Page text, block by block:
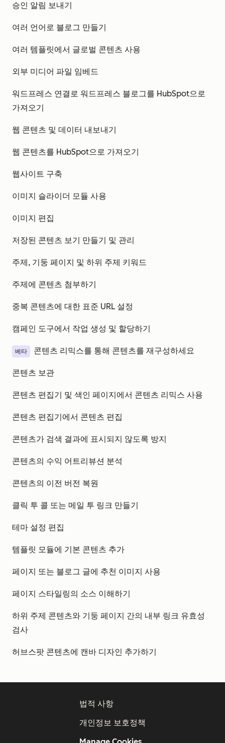
승인 알림 보내기
여러 언어로 블로그 만들기
여러 템플릿에서 글로벌 콘텐츠 사용
외부 미디어 파일 임베드
워드프레스 연결로 워드프레스 블로그를 HubSpot으로
가져오기
웹 콘텐츠 및 데이터 내보내기
웹 콘텐츠를 HubSpot으로 가져오기
웹사이트 구축
이미지 슬라이더 모듈 사용
이미지 편집
저장된 콘텐츠 보기 만들기 및 관리
주제, 기둥 페이지 및 하위 주제 키워드
주제에 콘텐츠 첨부하기
중복 콘텐츠에 대한 표준 URL 설정
캠페인 도구에서 작업 생성 및 할당하기
베타 콘텐츠 리믹스를 통해 콘텐츠를 재구성하세요
콘텐츠 보관
콘텐츠 편집기 및 색인 페이지에서 콘텐츠 리믹스 사용
콘텐츠 편집기에서 콘텐츠 편집
콘텐츠가 검색 결과에 표시되지 않도록 방지
콘텐츠의 수익 어트리뷰션 분석
콘텐츠의 이전 버전 복원
클릭 투 콜 또는 메일 투 링크 만들기
테마 설정 편집
템플릿 모듈에 기본 콘텐츠 추가
페이지 또는 블로그 글에 추천 이미지 사용
페이지 스타일링의 소스 이해하기
하위 주제 콘텐츠와 기둥 페이지 간의 내부 링크 유효성
검사
허브스팟 콘텐츠에 캔바 디자인 추가하기
법적 사항
개인정보 보호정책